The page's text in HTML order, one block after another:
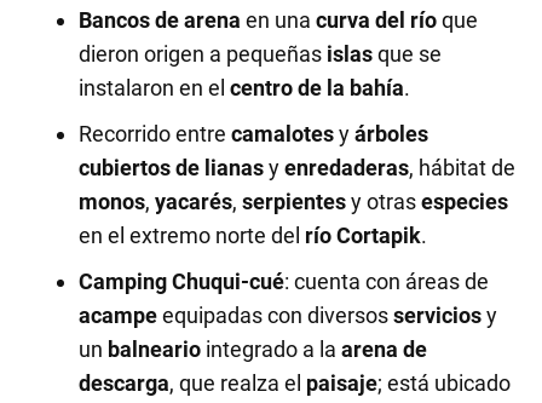
Bancos de arena en una curva del ríoque
dieron origen a pequeñas islasque se
instalaron en el centro de la bahía.
Recorrido entre camalotesyárboles
cubiertos de lianasyenredaderas, hábitat de
monos, yacarés, serpientesy otrasespecies
en el extremo norte del río Cortapik.
Camping Chuqui-cué: cuenta con áreas de
acampeequipadas con diversosserviciosy
un balneario integrado a la arena de
descarga, que realza el paisaje; está ubicado